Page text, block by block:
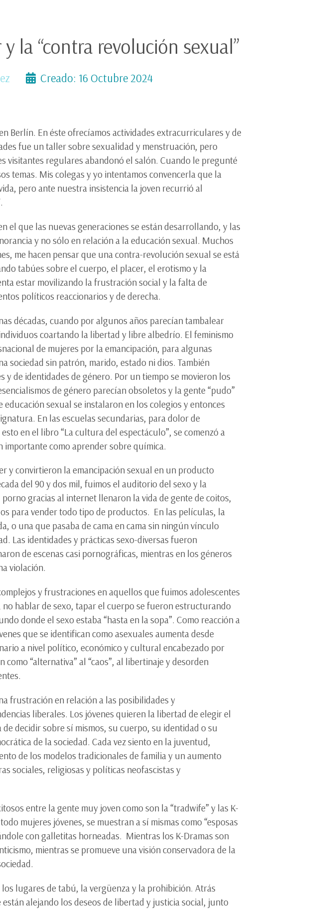
la “contra revolución sexual”
Creado: 16 Octubre 2024
Berlín. En éste ofrecíamos actividades extracurriculares y de
fue un taller sobre sexualidad y menstruación, pero
visitantes regulares abandonó el salón. Cuando le pregunté
temas. Mis colegas y yo intentamos convencerla que la
pero ante nuestra insistencia la joven recurrió al
el que las nuevas generaciones se están desarrollando, y las
y no sólo en relación a la educación sexual. Muchos
me hacen pensar que una contra-revolución sexual se está
tabúes sobre el cuerpo, el placer, el erotismo y la
estar movilizando la frustración social y la falta de
políticos reaccionarios y de derecha.
décadas, cuando por algunos años parecían tambalear
coartando la libertad y libre albedrío. El feminismo
de mujeres por la emancipación, para algunas
sociedad sin patrón, marido, estado ni dios. También
y de identidades de género. Por un tiempo se movieron los
de género parecían obsoletos y la gente “pudo”
sexual se instalaron en los colegios y entonces
En las escuelas secundarias, para dolor de
en el libro “La cultura del espectáculo”, se comenzó a
importante como aprender sobre química.
y convirtieron la emancipación sexual en un producto
del 90 y dos mil, fuimos el auditorio del sexo y la
gracias al internet llenaron la vida de gente de coitos,
para vender todo tipo de productos. En las películas, la
o una que pasaba de cama en cama sin ningún vínculo
Las identidades y prácticas sexo-diversas fueron
de escenas casi pornográficas, mientras en los géneros
violación.
y frustraciones en aquellos que fuimos adolescentes
hablar de sexo, tapar el cuerpo se fueron estructurando
donde el sexo estaba “hasta en la sopa”. Como reacción a
que se identifican como asexuales aumenta desde
a nivel político, económico y cultural encabezado por
“alternativa” al “caos”, al libertinaje y desorden
frustración en relación a las posibilidades y
liberales. Los jóvenes quieren la libertad de elegir el
decidir sobre sí mismos, su cuerpo, su identidad o su
de la sociedad. Cada vez siento en la juventud,
de los modelos tradicionales de familia y un aumento
sociales, religiosas y políticas neofascistas y
entre la gente muy joven como son la “tradwife” y las K-
mujeres jóvenes, se muestran a sí mismas como “esposas
con galletitas horneadas. Mientras los K-Dramas son
mientras se promueve una visión conservadora de la
lugares de tabú, la vergüenza y la prohibición. Atrás
alejando los deseos de libertad y justicia social, junto